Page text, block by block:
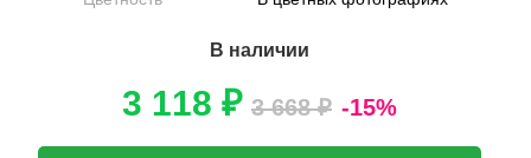
В наличии
3 118 ₽ 3 668 ₽ -15%